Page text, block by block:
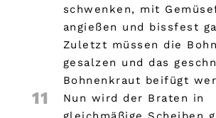
schwenken, mit
angießen und bissfest
Zuletzt müssen die
gesalzen und das
Bohnenkraut beifügt
11
Nun wird der Braten in